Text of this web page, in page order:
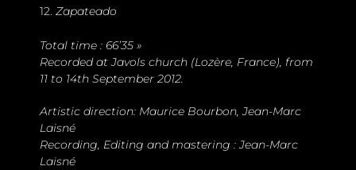
12. Zapateado
Total time : 66’35 »
Recorded at Javols church (Lozère, France), from
11 to 14th September 2012.
Artistic direction: Maurice Bourbon, Jean-Marc
Laisné
Recording, Editing and mastering : Jean-Marc
Laisné